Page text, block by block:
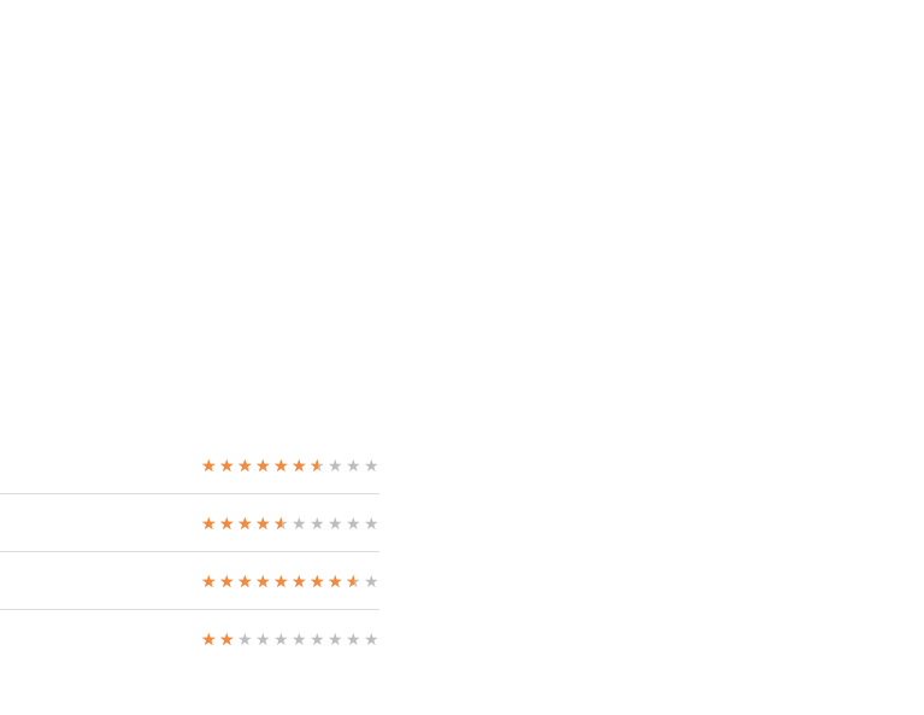
★ ★ ★ ★ ★ ★ ★ ★ ★ ★
★ ★ ★ ★ ★ ★ ★ ★ ★ ★
★ ★ ★ ★ ★ ★ ★ ★ ★ ★
★ ★ ★ ★ ★ ★ ★ ★ ★ ★